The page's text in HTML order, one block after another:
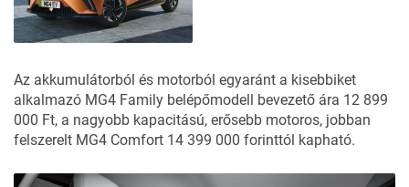
Az akkumulátorból és motorból egyaránt a kisebbiket
alkalmazó MG4 Family belépőmodell bevezető ára 12 899
000 Ft, a nagyobb kapacitású, erősebb motoros, jobban
felszerelt MG4 Comfort 14 399 000 forinttól kapható.